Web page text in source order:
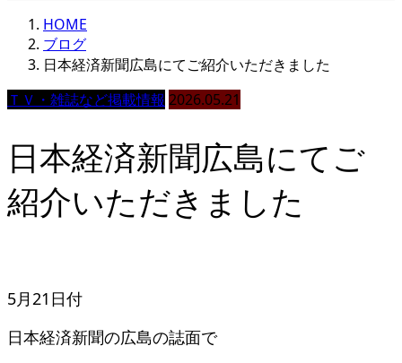
HOME
ブログ
日本経済新聞広島にてご紹介いただきました
ＴＶ・雑誌など掲載情報 2026.05.21
日本経済新聞広島にてご
紹介いただきました
5月21日付
日本経済新聞の広島の誌面で